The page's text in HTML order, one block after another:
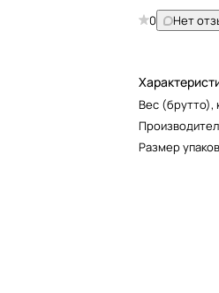
0 Нет
Вес (брутто),
Размер